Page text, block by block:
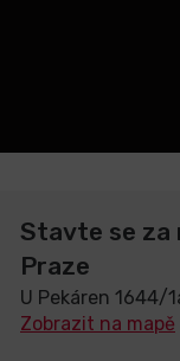
Stavte se za
Praze
U Pekáren 1644/
Zobrazit na mapě